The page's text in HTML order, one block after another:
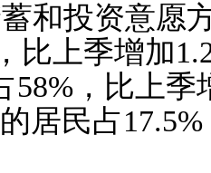
和投资意愿
比上季增加
58%，比上
居民占